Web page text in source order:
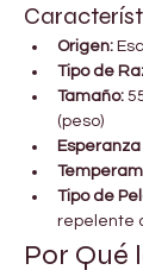
Origen:
Tipo de
Tamaño:
(peso)
Tipo de
repelente
Por Qué